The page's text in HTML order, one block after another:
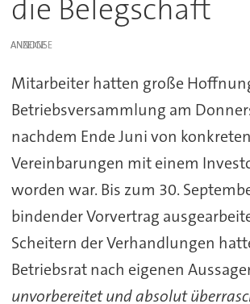
die Belegschaft
ANZEIGE
Mitarbeiter hatten große
Betriebsversammlung am
nachdem Ende Juni von konkreten
Vereinbarungen mit einem
worden war. Bis zum 30.
bindender Vorvertrag
Scheitern der Verhandlungen
Betriebsrat nach eigenen
unvorbereitet und absolut